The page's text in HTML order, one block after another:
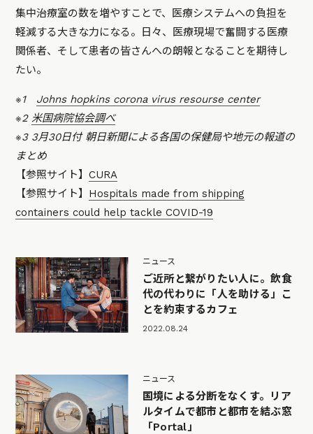
集中治療室の数を増やすことで、医療システムへの負担を
軽減する大きな力になる。日々、医療現場で奮闘する医療
関係者、そして患者の皆さんへの朗報となることを期待し
たい。
※1 Johns hopkins corona virus resourse center
※2米国病院協会調べ
※3 3月30日付 朝日新聞による各国の保健局や地元の報道の
まとめ
【参照サイト】CURA
【参照サイト】 Hospitals made from shipping
containers could help tackle COVID-19
ニュース
ご近所と繋がりたい人に。飲食
代の代わりに「人を助ける」こ
とを約束するカフェ
2022.08.24
ニュース
国境による分断をなくす。リア
ルタイムで都市と都市を結ぶ窓
「Portal」